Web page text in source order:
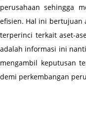
perusahaan sehingga
efisien. Hal ini bertujuan
terperinci terkait aset-
adalah informasi ini
mengambil keputusan
demi perkembangan